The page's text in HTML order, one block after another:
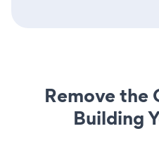
Remove the
Building